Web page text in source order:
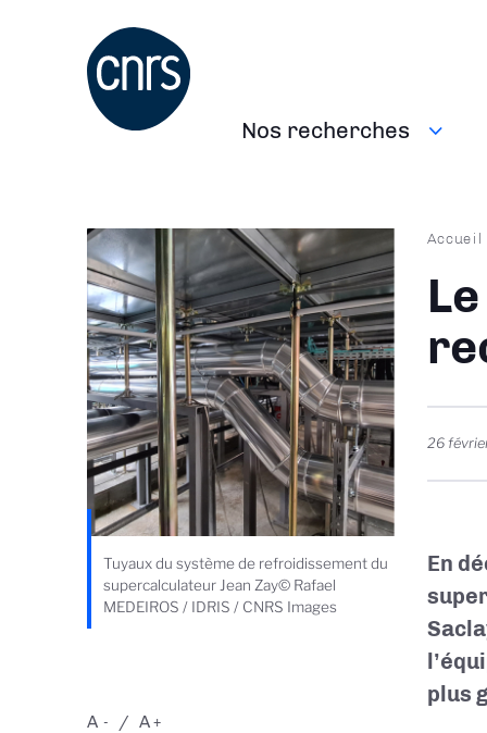
Navigation
Nos recherches
Tuyaux du système de refroidissement du
supercalculateur Jean Zay© Rafael
MEDEIROS / IDRIS / CNRS Images
-
A +
A
Fil
Accueil
26
En
plus